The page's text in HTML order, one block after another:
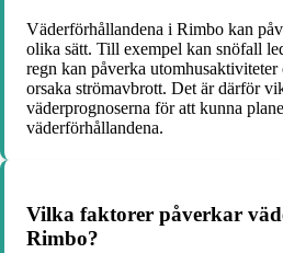
Väderförhållandena i Rimbo kan
olika sätt. Till exempel kan snöfall
regn kan påverka
orsaka strömavbrott. Det är därför
väderprognoserna för att kunna
väderförhållandena.
Vilka faktorer påverkar
Rimbo?